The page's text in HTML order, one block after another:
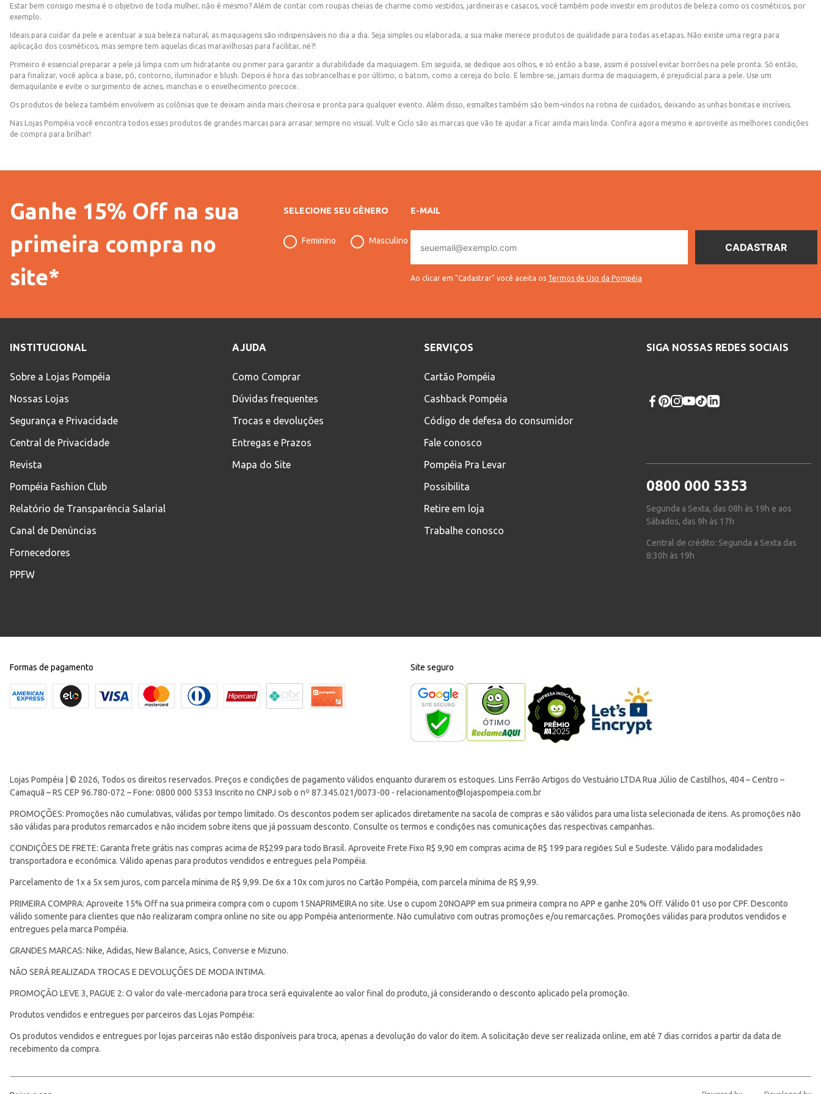
Estar bem consigo mesma é o objetivo de toda mulher, não é mesmo? Além de contar com roupas cheias de charme como vestidos, jardineiras e casacos, você também pode investir em produtos de beleza como os cosméticos, por
exemplo.
Ideais para cuidar da pele e acentuar a sua beleza natural, as maquiagens são indispensáveis no dia a dia. Seja simples ou elaborada, a sua make merece produtos de qualidade para todas as etapas. Não existe uma regra para
aplicação dos cosméticos, mas sempre tem aquelas dicas maravilhosas para facilitar, né?!
Primeiro é essencial preparar a pele já limpa com um hidratante ou primer para garantir a durabilidade da maquiagem. Em seguida, se dedique aos olhos, e só então a base, assim é possível evitar borrões na pele pronta. Só então,
para finalizar, você aplica a base, pó, contorno, iluminador e blush. Depois é hora das sobrancelhas e por último, o batom, como a cereja do bolo. E lembre-se, jamais durma de maquiagem, é prejudicial para a pele. Use um
demaquilante e evite o surgimento de acnes, manchas e o envelhecimento precoce.
Os produtos de beleza também envolvem as colônias que te deixam ainda mais cheirosa e pronta para qualquer evento. Além disso, esmaltes também são bem-vindos na rotina de cuidados, deixando as unhas bonitas e incríveis.
Nas Lojas Pompéia você encontra todos esses produtos de grandes marcas para arrasar sempre no visual. Vult e Ciclo são as marcas que vão te ajudar a ficar ainda mais linda. Confira agora mesmo e aproveite as melhores condições
de compra para brilhar!
Ganhe 15% Off na sua
primeira compra no
site*
SELECIONE SEU GÊNERO
Feminino Masculino
E-MAIL
mail
Ao clicar em "Cadastrar" você aceita os Termos de Uso da Pompéia
INSTITUCIONAL
Sobre a Lojas Pompéia
Nossas Lojas
Segurança e Privacidade
Central de Privacidade
Revista
Pompéia Fashion Club
Relatório de Transparência Salarial
Canal de Denúncias
Fornecedores
PPFW
AJUDA
Como Comprar
Dúvidas frequentes
Trocas e devoluções
Entregas e Prazos
Mapa do Site
SERVIÇOS
Cartão Pompéia
Cashback Pompéia
Código de defesa do consumidor
Fale conosco
Pompéia Pra Levar
Possibilita
Retire em loja
Trabalhe conosco
SIGA NOSSAS REDES SOCIAIS
0800 000 5353
Segunda a Sexta, das 08h às 19h e aos
Sábados, das 9h às 17h
Central de crédito: Segunda a Sexta das
8:30h às 19h
Formas de pagamento Site seguro
Lojas Pompéia | © 2026, Todos os direitos reservados. Preços e condições de pagamento válidos enquanto durarem os estoques. Lins Ferrão Artigos do Vestuário LTDA Rua Júlio de Castilhos, 404 – Centro –
Camaquã – RS CEP 96.780-072 – Fone: 0800 000 5353 Inscrito no CNPJ sob o nº 87.345.021/0073-00 - relacionamento@lojaspompeia.com.br
PROMOÇÕES: Promoções não cumulativas, válidas por tempo limitado. Os descontos podem ser aplicados diretamente na sacola de compras e são válidos para uma lista selecionada de itens. As promoções não
são válidas para produtos remarcados e não incidem sobre itens que já possuam desconto. Consulte os termos e condições nas comunicações das respectivas campanhas.
CONDIÇÕES DE FRETE: Garanta frete grátis nas compras acima de R$299 para todo Brasil. Aproveite Frete Fixo R$ 9,90 em compras acima de R$ 199 para regiões Sul e Sudeste. Válido para modalidades
transportadora e econômica. Válido apenas para produtos vendidos e entregues pela Pompéia.
Parcelamento de 1x a 5x sem juros, com parcela mínima de R$ 9,99. De 6x a 10x com juros no Cartão Pompéia, com parcela mínima de R$ 9,99.
PRIMEIRA COMPRA: Aproveite 15% Off na sua primeira compra com o cupom 15NAPRIMEIRA no site. Use o cupom 20NOAPP em sua primeira compra no APP e ganhe 20% Off. Válido 01 uso por CPF. Desconto
válido somente para clientes que não realizaram compra online no site ou app Pompéia anteriormente. Não cumulativo com outras promoções e/ou remarcações. Promoções válidas para produtos vendidos e
entregues pela marca Pompéia.
GRANDES MARCAS: Nike, Adidas, New Balance, Asics, Converse e Mizuno.
NÃO SERÁ REALIZADA TROCAS E DEVOLUÇÕES DE MODA INTIMA.
PROMOÇÃO LEVE 3, PAGUE 2: O valor do vale-mercadoria para troca será equivalente ao valor final do produto, já considerando o desconto aplicado pela promoção.
Produtos vendidos e entregues por parceiros das Lojas Pompéia:
Os produtos vendidos e entregues por lojas parceiras não estão disponíveis para troca, apenas a devolução do valor do item. A solicitação deve ser realizada online, em até 7 dias corridos a partir da data de
recebimento da compra.